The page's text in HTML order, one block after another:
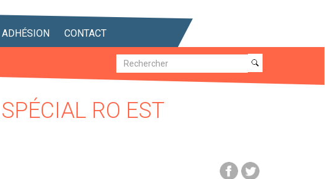
ADHÉSION CONTACT
Recherche
Recherche
RO EST